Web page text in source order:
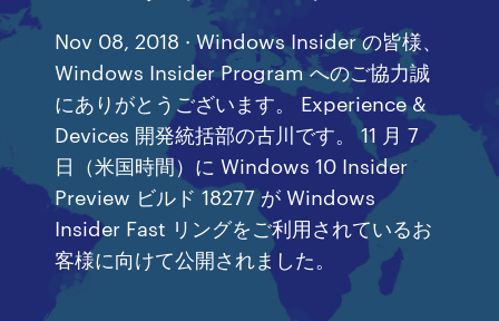
Nov 08, 2018 · Windows Insider の皆様、
Windows Insider Program へのご協力誠
にありがとうございます。 Experience &
Devices 開発統括部の古川です。 11 月 7
日（米国時間）に Windows 10 Insider
Preview ビルド 18277 が Windows
Insider Fast リングをご利用されているお
客様に向けて公開されました。